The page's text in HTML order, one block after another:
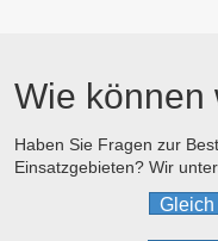
Wie können
Haben Sie Fragen zur
Einsatzgebieten? Wir
Gleich